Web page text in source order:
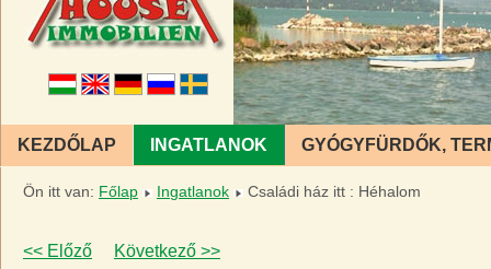
KEZDŐLAP INGATLANOK GYÓGYFÜRDŐK,
Ön itt van: Főlap Ingatlanok Családi ház itt : Héhalom
<< Előző Következő >>